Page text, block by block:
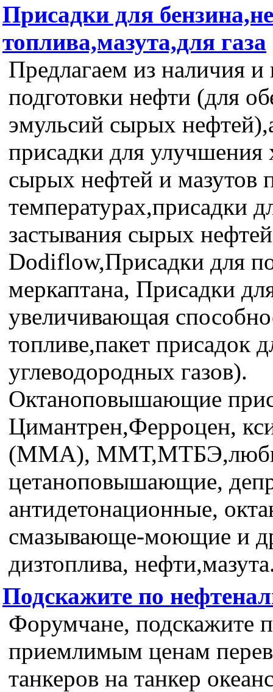
Присадки для
топлива,мазута,для газа
Предлагаем из наличия и
подготовки нефти (для
эмульсий сырых
присадки для улучшения
сырых нефтей и мазутов
температурах,присадки
застывания сырых
Dodiflow,Присадки для
меркаптана, Присадки
увеличивающая
топливе,пакет присадок
углеводородных газов).
Октаноповышающие
Цимантрен,Ферроцен,
(ММА),
цетаноповышающие,
антидетонационные,
смазывающе-моющие и
дизтоплива,
Подскажите по
Форумчане, подскажите
приемлимым ценам
танкеров на танкер